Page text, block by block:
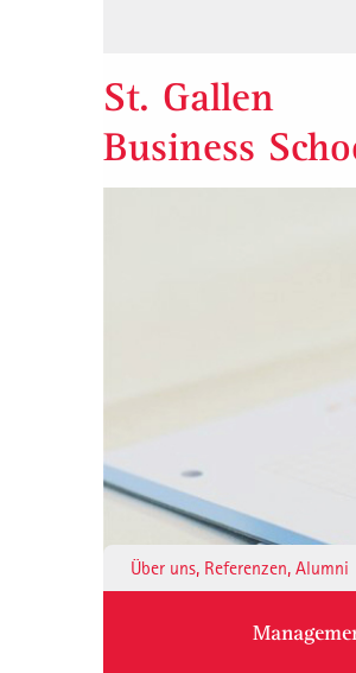
St. Gallen
Business
Über uns, Referenzen, Alumni